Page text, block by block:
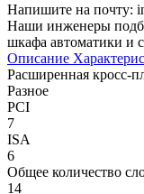
Напишите на почту:
Наши инженеры
шкафа автоматики и
Описание
Расширенная кросс-
Разное
PCI
7
ISA
6
Общее количество
14